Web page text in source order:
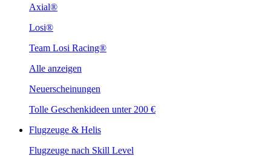
Axial®
Losi®
Team Losi Racing®
Alle anzeigen
Neuerscheinungen
Tolle Geschenkideen unter 200 €
Flugzeuge & Helis
Flugzeuge nach Skill Level